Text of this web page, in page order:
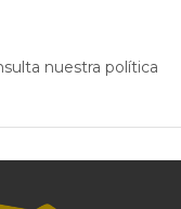
nuestra política